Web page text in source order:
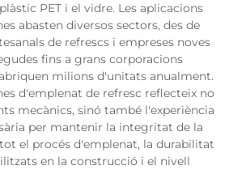
PET i el vidre. Les aplicacions
abasten diversos sectors, des de
de refrescs i empreses noves
fins a grans corporacions
milions d'unitats anualment.
d'emplenat de refresc reflecteix no
mecànics, sinó també l'experiència
per mantenir la integritat de la
el procés d'emplenat, la durabilitat
en la construcció i el nivell